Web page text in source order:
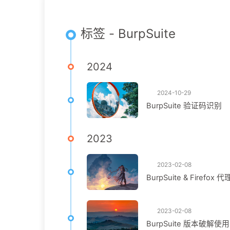
标签 - BurpSuite
2024
2024-10-29
BurpSuite 验证码识别
2023
2023-02-08
BurpSuite & Firefox 代
2023-02-08
BurpSuite 版本破解使用